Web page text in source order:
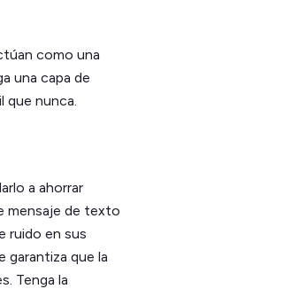
como una
una capa de
que nunca.
a ahorrar
mensaje de texto
ruido en sus
garantiza que la
Tenga la